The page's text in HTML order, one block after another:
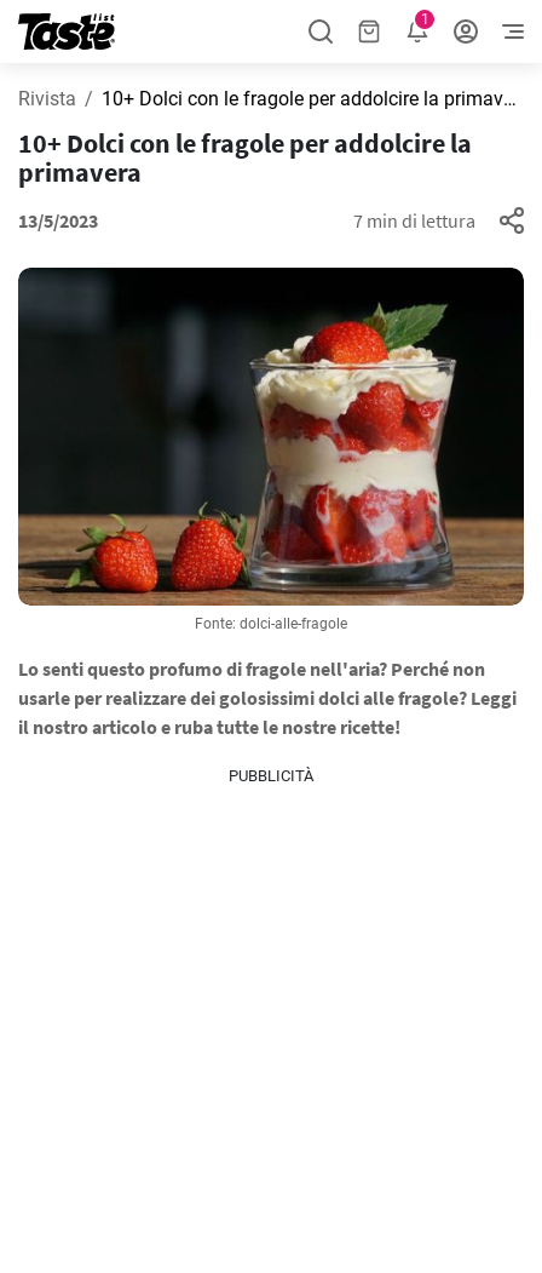
1
Rivista 10+ Dolci con le fragole per addolcire la primavera
10+ Dolci con le fragole per addolcire la
primavera
13/5/2023 7 min di lettura
Fonte: dolci-alle-fragole
Lo senti questo profumo di fragole nell'aria? Perché non
usarle per realizzare dei golosissimi dolci alle fragole? Leggi
il nostro articolo e ruba tutte le nostre ricette!
PUBBLICITÀ